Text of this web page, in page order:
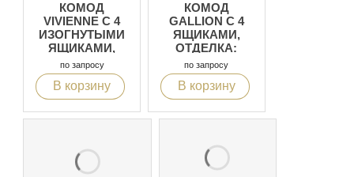
КОМОД
VIVIENNE С 4
ИЗОГНУТЫМИ
ЯЩИКАМИ,
ОТДЕЛКА:
СЛОНОВАЯ
КОСТЬ С
БЕЛОЙ
ПАТИНОЙ
по запросу
В корзину
КОМОД
GALLION С 4
ЯЩИКАМИ,
ОТДЕЛКА:
СЕРЫЙ С
БЕЛОЙ
ПАТИНОЙ
по запросу
В корзину